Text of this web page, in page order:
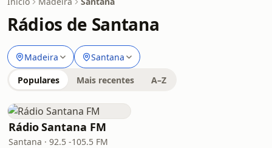
Rádios de Santana
Madeira Santana
Populares Mais recentes A–Z
Rádio Santana FM
Santana · 92.5 -105.5 FM